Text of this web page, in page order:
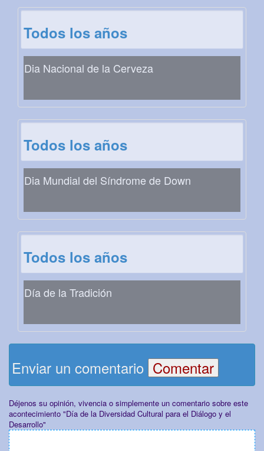
Todos los años
Dia Nacional de la Cerveza
Todos los años
Dia Mundial del Síndrome de Down
Todos los años
Día de la Tradición
Enviar un comentario
Déjenos su opinión, vivencia o simplemente un comentario sobre este
acontecimiento "Día de la Diversidad Cultural para el Diálogo y el
Desarrollo"